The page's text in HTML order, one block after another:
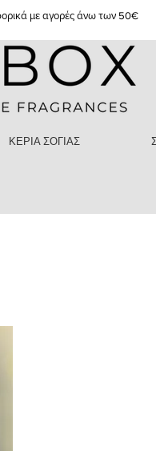
με αγορές άνω των 50€
ΚΕΡΙΑ ΣΟΓΙΑΣ